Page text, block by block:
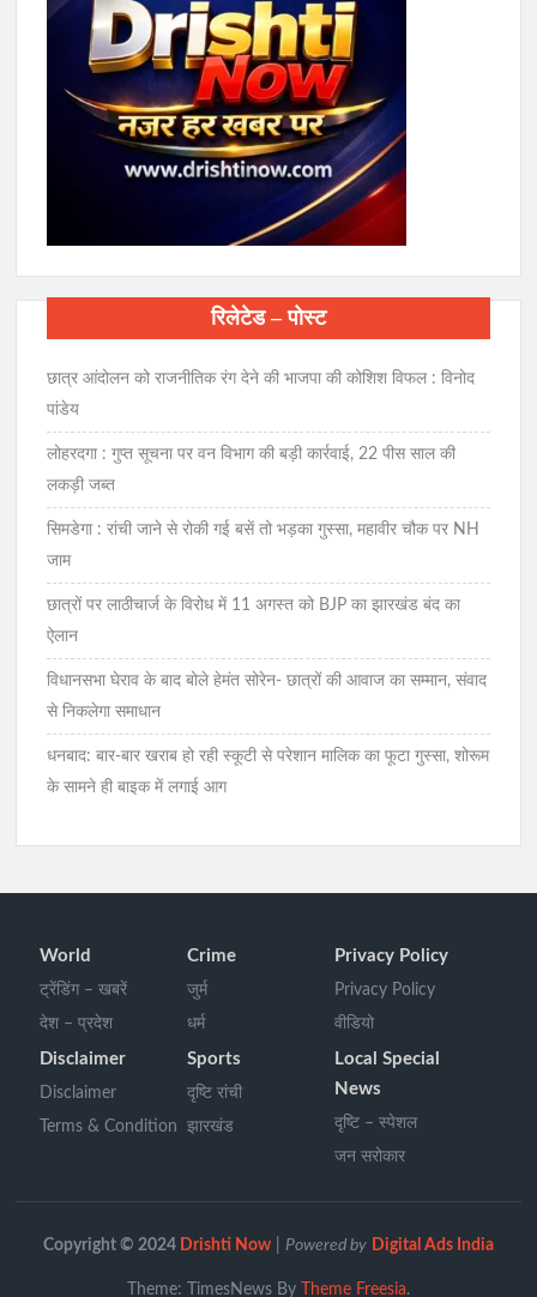
रिलेटेड – पोस्ट
छात्र आंदोलन को राजनीतिक रंग देने की भाजपा की कोशिश विफल : विनोद
पांडेय
लोहरदगा : गुप्त सूचना पर वन विभाग की बड़ी कार्रवाई, 22 पीस साल की
लकड़ी जब्त
सिमडेगा : रांची जाने से रोकी गई बसें तो भड़का गुस्सा, महावीर चौक पर NH
जाम
छात्रों पर लाठीचार्ज के विरोध में 11 अगस्त को BJP का झारखंड बंद का
ऐलान
विधानसभा घेराव के बाद बोले हेमंत सोरेन- छात्रों की आवाज का सम्मान, संवाद
से निकलेगा समाधान
धनबाद: बार-बार खराब हो रही स्कूटी से परेशान मालिक का फूटा गुस्सा, शोरूम
के सामने ही बाइक में लगाई आग
World
ट्रेंडिंग – खबरें
देश – प्रदेश
Crime
जुर्म
धर्म
Privacy Policy
Privacy Policy
वीडियो
Disclaimer
Disclaimer
Terms & Condition
Sports
दृष्टि रांची
झारखंड
Local Special
News
दृष्टि – स्पेशल
जन सरोकार
Copyright © 2024 Drishti Now| Powered by Digital Ads India
Theme: TimesNews By Theme Freesia.